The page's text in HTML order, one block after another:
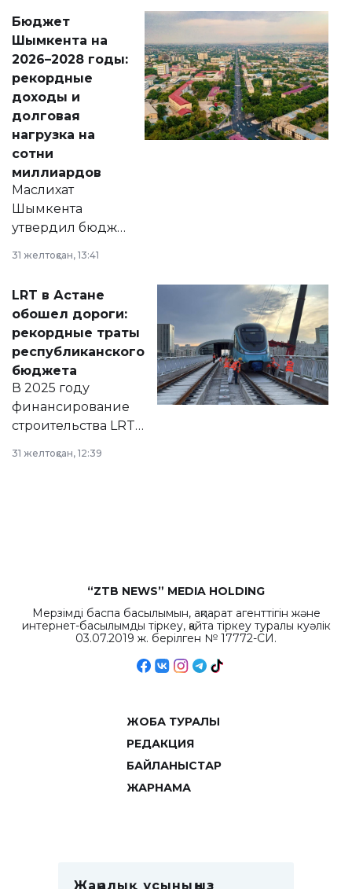
народу
Венесуэлы.
Бюджет
Шымкента на
2026–2028 годы:
рекордные
доходы и
долговая
нагрузка на
сотни
миллиардов
Маслихат
Шымкента
утвердил бюджет
2028 годы.
документ
появился в базе
нормативных
правовых актов и
на сайте маслихат
города.
31 желтоқсан, 13:41
LRT в Астане
обошел дороги:
рекордные траты
республиканского
бюджета
В 2025 году
финансирование
строительства LRT
республиканского
31 желтоқсан, 12:39
“ZTB NEWS” MEDIA HOLDING
Мерзімді баспа басылымын, ақпарат агенттігін және
интернет-басылымды тіркеу, қайта тіркеу туралы куәлік
03.07.2019 ж. берілген № 17772-СИ.
ЖОБА ТУРАЛЫ
РЕДАКЦИЯ
БАЙЛАНЫСТАР
ЖАРНАМА
Жаңалық ұсыныңыз